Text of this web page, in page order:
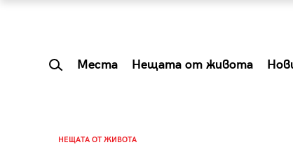
Места Нещата от живота
НЕЩАТА ОТ ЖИВОТА